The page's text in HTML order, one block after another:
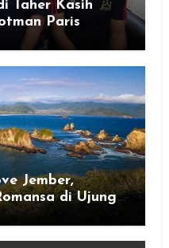
Taher Kasih
Paris
Jember,
di Ujung